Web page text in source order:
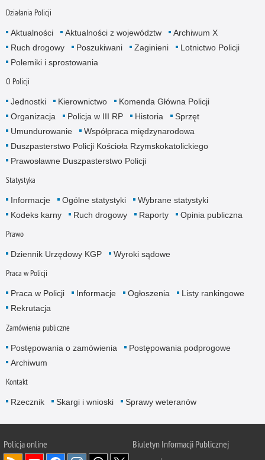
Działania Policji
Aktualności Aktualności z województw
Archiwum X
Ruch drogowy
Poszukiwani Zaginieni
Lotnictwo Policji
Polemiki i sprostowania
O Policji
Jednostki Kierownictwo
Komenda Główna Policji
Organizacja
Policja w III RP Historia
Sprzęt
Umundurowanie
Współpraca międzynarodowa
Duszpasterstwo Policji Kościoła Rzymskokatolickiego
Prawosławne Duszpasterstwo Policji
Statystyka
Informacje Ogólne statystyki
Wybrane statystyki
Kodeks karny
Ruch drogowy Raporty Opinia publiczna
Prawo
Dziennik Urzędowy KGP Wyroki sądowe
Praca w Policji
Praca w Policji Informacje Ogłoszenia
Listy rankingowe
Rekrutacja
Zamówienia publiczne
Postępowania o zamówienia
Postępowania podprogowe
Archiwum
Kontakt
Rzecznik Skargi i wnioski Sprawy weteranów
Policjaonline
Biuletyn Informacji Publicznej